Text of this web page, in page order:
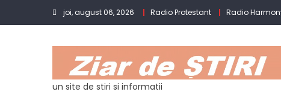
joi, august 06, 2026 Radio Protestant Radio
un site de stiri si informatii